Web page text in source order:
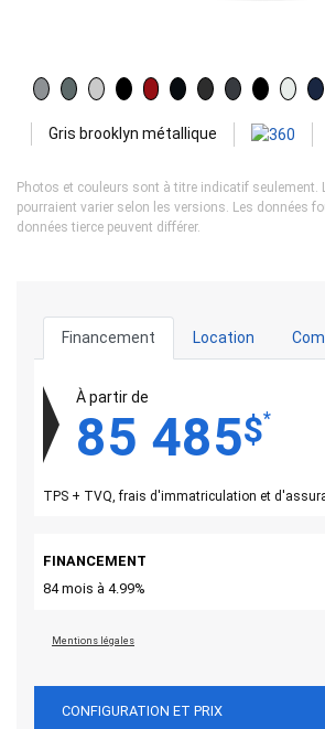
Gris brooklyn métallique
Photos et couleurs sont à titre indicatif seulement.
pourraient varier selon les versions. Les données
données tierce peuvent différer.
Financement Location
À partir de
85 485$*
TPS + TVQ, frais d'immatriculation et
FINANCEMENT
84 mois à 4.99%
Mentions légales
CONFIGURATION ET PRIX